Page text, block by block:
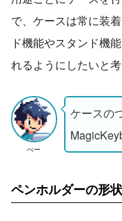
で、ケースは常に装
ド機能やスタンド機
れるようにしたいと考
ぺー
ケースの
ペンホルダーの形